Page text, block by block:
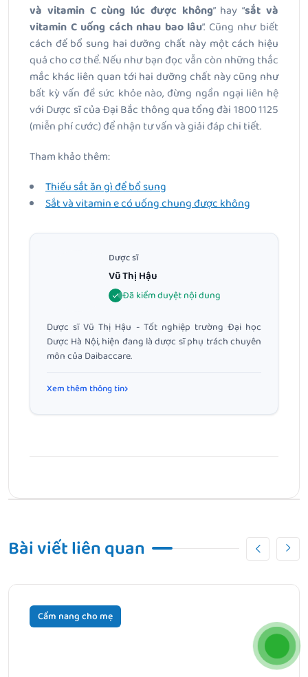
và vitamin C cùng lúc được không” hay “sắt và
vitamin C uống cách nhau bao lâu”. Cũng như biết
cách để bổ sung hai dưỡng chất này một cách hiệu
quả cho cơ thể. Nếu như bạn đọc vẫn còn những thắc
mắc khác liên quan tới hai dưỡng chất này cũng như
bất kỳ vấn đề sức khỏe nào, đừng ngần ngại liên hệ
với Dược sĩ của Đại Bắc thông qua tổng đài 1800 1125
(miễn phí cước) để nhận tư vấn và giải đáp chi tiết.
Tham khảo thêm:
Thiếu sắt ăn gì để bổ sung
Sắt và vitamin e có uống chung được không
Dược sĩ
Vũ Thị Hậu
Đã kiểm duyệt nội dung
Dược sĩ Vũ Thị Hậu - Tốt nghiệp trường Đại học
Dược Hà Nội, hiện đang là dược sĩ phụ trách chuyên
môn của Daibaccare.
Xem thêm thông tin
Thiếu máu dinh dưỡng là gì? Cách nhận biết và dự phòng
Bài viết liên quan
Cẩm nang cho mẹ